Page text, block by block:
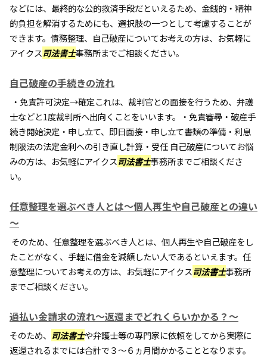
などには、最終的な公的救済手段だといえるため、金銭的・精神
的負担を解消するためにも、選択肢の一つとして考慮することが
できます。債務整理、自己破産についてお考えの方は、お気軽に
アイクス司法書士事務所までご相談ください。
自己破産の手続きの流れ
・免責許可決定→確定これは、裁判官との面接を行うため、弁護
士などと1度裁判所へ出向くことをいいます。・免責審尋・破産手
続き開始決定・申し立て、即日面接・申し立て書類の準備・利息
制限法の法定金利への引き直し計算・受任 自己破産についてお悩
みの方は、お気軽にアイクス司法書士事務所までご相談くださ
い。
任意整理を選ぶべき人とは～個人再生や自己破産との違い
～
そのため、任意整理を選ぶべき人とは、個人再生や自己破産をし
たことがなく、手軽に借金を減額したい人であるといえます。任
意整理についてお考えの方は、お気軽にアイクス司法書士事務所
までご相談ください。
過払い金請求の流れ～返還までどれくらいかかる？～
そのため、 司法書士や弁護士等の専門家に依頼をしてから実際に
返還されるまでには合計で３～６ヵ月間かかることとなります。